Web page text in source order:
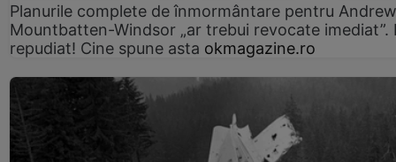
Planurile complete de înmormântare pentru Andrew
Mountbatten-Windsor „ar trebui revocate imediat”.
repudiat! Cine spune asta okmagazine.ro